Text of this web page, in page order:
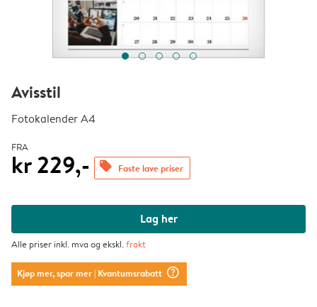
Avisstil
Fotokalender A4
FRA
kr 229,- offers Faste lave priser
Lag her
Alle priser inkl. mva og ekskl.frakt
Kjøp mer, spar mer| Kvantumsrabatt question_mark_circle